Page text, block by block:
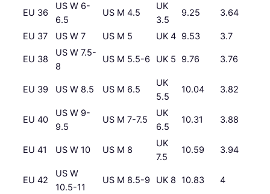
EU 36
US W 6-
6.5
US M 4.5
UK
3.5
9.25 3.64
EU 37 US W 7 US M 5 UK 4 9.53 3.7
EU 38
US W 7.5-
8
US M 5.5-6 UK 5 9.76 3.76
EU 39 US W 8.5 US M 6.5
UK
5.5
10.04 3.82
EU 40
US W 9-
9.5
US M 7-7.5
UK
6.5
10.31 3.88
EU 41 US W 10 US M 8
UK
7.5
10.59 3.94
EU 42
US W
10.5-11
US M 8.5-9 UK 8 10.83 4